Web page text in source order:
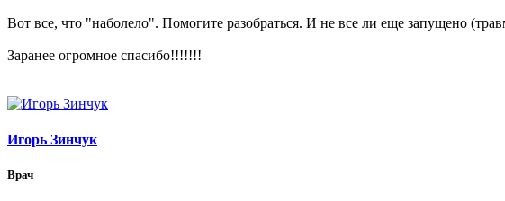
Вот все, что "наболело". Помогите разобраться. И не все ли еще запущено
Заранее огромное спасибо!!!!!!!
Игорь Зинчук
Врач